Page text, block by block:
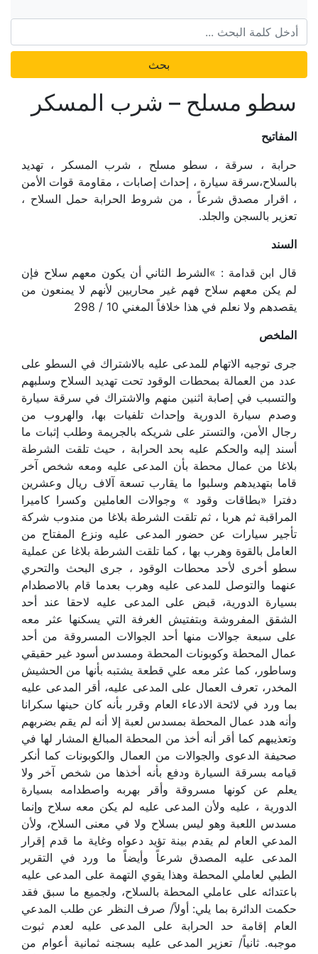
بحث
سطو مسلح – شرب المسكر
المفاتيح
حرابة ، سرقة ، سطو مسلح ، شرب المسكر ، تهديد
بالسلاح،سرقة سيارة ، إحداث إصابات ، مقاومة قوات الأمن
، اقرار مصدق شرعاً ، من شروط الحرابة حمل السلاح ،
تعزير بالسجن والجلد.
السند
قال ابن قدامة : »الشرط الثاني أن يكون معهم سلاح فإن
لم يكن معهم سلاح فهم غير محاربين لأنهم لا يمنعون من
يقصدهم ولا نعلم في هذا خلافاً المغني 10 / 298
الملخص
جرى توجيه الاتهام للمدعى عليه بالاشتراك في السطو على
عدد من العمالة بمحطات الوقود تحت تهديد السلاح وسلبهم
والتسبب في إصابة اثنين منهم والاشتراك في سرقة سيارة
وصدم سيارة الدورية وإحداث تلفيات بها، والهروب من
رجال الأمن، والتستر على شريكه بالجريمة وطلب إثبات ما
أسند إليه والحكم عليه بحد الحرابة ، حيث تلقت الشرطة
بلاغا من عمال محطة بأن المدعى عليه ومعه شخص آخر
قاما بتهديدهم وسلبوا ما يقارب تسعة آلاف ريال وعشرين
دفترا «بطاقات وقود » وجوالات العاملين وكسرا كاميرا
المراقبة ثم هربا ، ثم تلقت الشرطة بلاغا من مندوب شركة
تأجير سيارات عن حضور المدعى عليه ونزع المفتاح من
العامل بالقوة وهرب بها ، كما تلقت الشرطة بلاغا عن عملية
سطو أخرى لأحد محطات الوقود ، جرى البحث والتحري
عنهما والتوصل للمدعى عليه وهرب بعدما قام بالاصطدام
بسيارة الدورية، قبض على المدعى عليه لاحقا عند أحد
الشقق المفروشة وبتفتيش الغرفة التي يسكنها عثر معه
على سبعة جوالات منها أحد الجوالات المسروقة من أحد
عمال المحطة وكوبونات المحطة ومسدس أسود غير حقيقي
وساطور، كما عثر معه علي قطعة يشتبه بأنها من الحشيش
المخدر، تعرف العمال على المدعى عليه، أقر المدعى عليه
بما ورد في لائحة الادعاء العام وقرر بأنه كان حينها سكرانا
وأنه هدد عمال المحطة بمسدس لعبة إلا أنه لم يقم بضربهم
وتعذيبهم كما أقر أنه أخذ من المحطة المبالغ المشار لها في
صحيفة الدعوى والجوالات من العمال والكوبونات كما أنكر
قيامه بسرقة السيارة ودفع بأنه أخذها من شخص آخر ولا
يعلم عن كونها مسروقة وأقر بهربه واصطدامه بسيارة
الدورية ، عليه ولأن المدعى عليه لم يكن معه سلاح وإنما
مسدس اللعبة وهو ليس بسلاح ولا في معنى السلاح، ولأن
المدعي العام لم يقدم بينة تؤيد دعواه وغاية ما قدم إقرار
المدعى عليه المصدق شرعاً وأيضاً ما ورد في التقرير
الطبي لعاملي المحطة وهذا يقوي التهمة على المدعى عليه
باعتدائه على عاملي المحطة بالسلاح، ولجميع ما سبق فقد
حكمت الدائرة بما يلي: أولاً/ صرف النظر عن طلب المدعي
العام إقامة حد الحرابة على المدعى عليه لعدم ثبوت
موجبه. ثانياً/ تعزير المدعى عليه بسجنه ثمانية أعوام من